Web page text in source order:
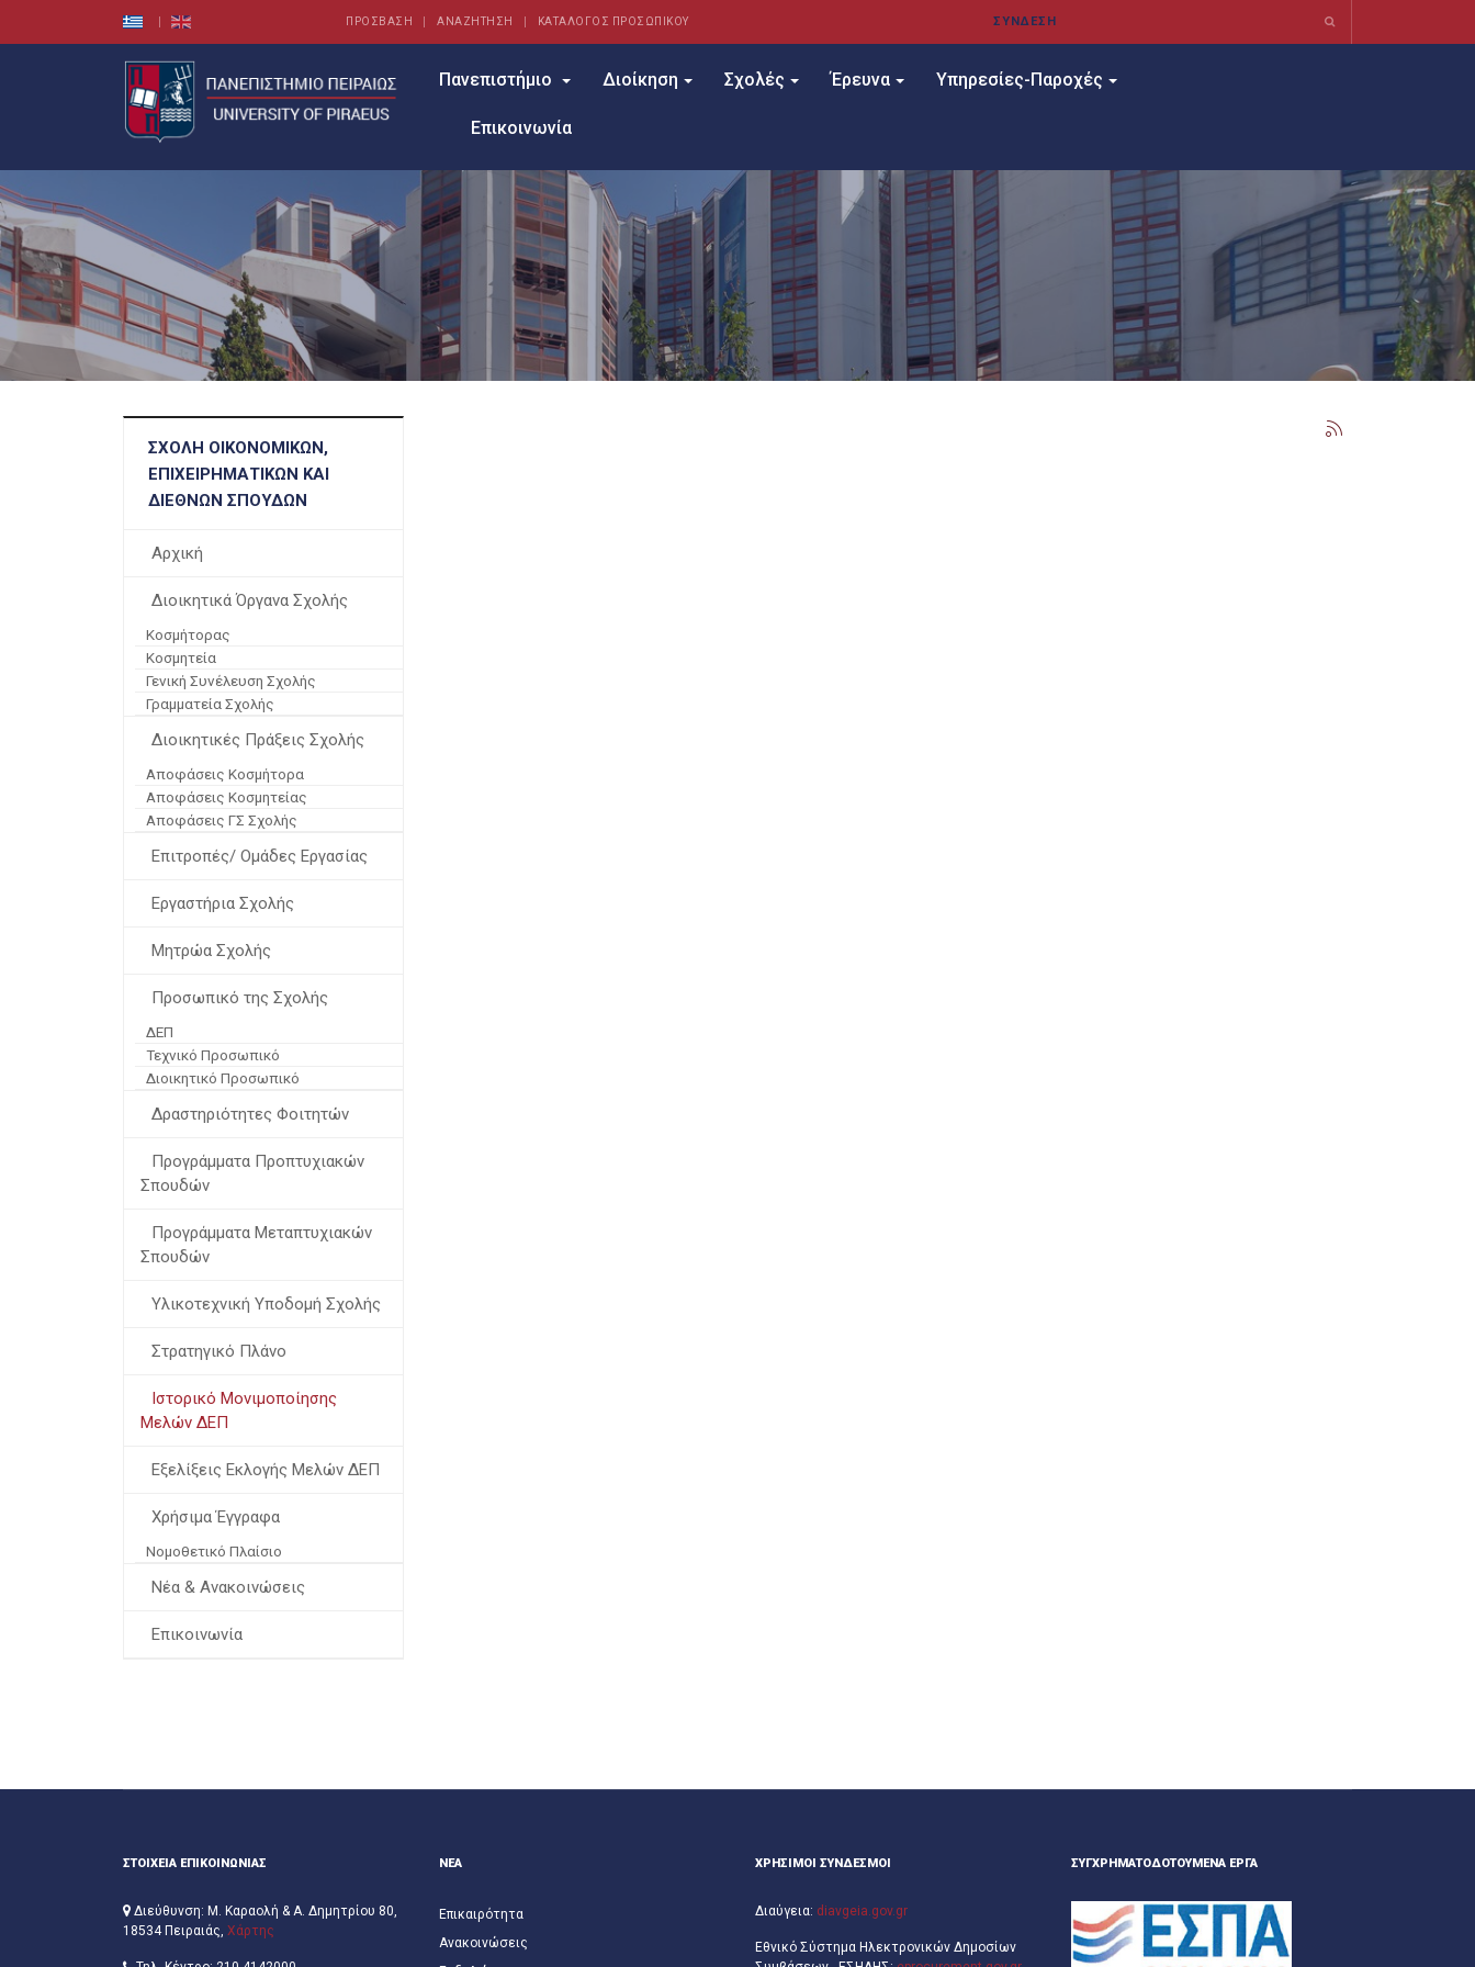
ΠΡΟΣΒΑΣΗ ΑΝΑΖΗΤΗΣΗ ΚΑΤΑΛΟΓΟΣ ΠΡΟΣΩΠΙΚΟΥ
Πανεπιστήμιο Διοίκηση Σχολές Έρευνα Υπηρεσίες-Παροχές
Επικοινωνία
ΣΧΟΛΉ ΟΙΚΟΝΟΜΙΚΏΝ,
ΕΠΙΧΕΙΡΗΜΑΤΙΚΏΝ ΚΑΙ
ΔΙΕΘΝΏΝ ΣΠΟΥΔΏΝ
Αρχική
Διοικητικά Όργανα Σχολής
Κοσμήτορας
Κοσμητεία
Γενική Συνέλευση Σχολής
Γραμματεία Σχολής
Διοικητικές Πράξεις Σχολής
Αποφάσεις Κοσμήτορα
Αποφάσεις Κοσμητείας
Αποφάσεις ΓΣ Σχολής
Επιτροπές/ Ομάδες Εργασίας
Εργαστήρια Σχολής
Μητρώα Σχολής
Προσωπικό της Σχολής
ΔΕΠ
Τεχνικό Προσωπικό
Διοικητικό Προσωπικό
Δραστηριότητες Φοιτητών
Προγράμματα Προπτυχιακών
Σπουδών
Προγράμματα Μεταπτυχιακών
Σπουδών
Υλικοτεχνική Υποδομή Σχολής
Στρατηγικό Πλάνο
Ιστορικό Μονιμοποίησης
Μελών ΔΕΠ
Εξελίξεις Εκλογής Μελών ΔΕΠ
Χρήσιμα Έγγραφα
Νομοθετικό Πλαίσιο
Νέα & Ανακοινώσεις
Επικοινωνία
ΣΤΟΙΧΕΙΑ ΕΠΙΚΟΙΝΩΝΙΑΣ
Διεύθυνση: Μ. Καραολή & Α. Δημητρίου 80,
18534 Πειραιάς, Χάρτης
ΝΕΑ
Επικαιρότητα
Ανακοινώσεις
ΧΡΗΣΙΜΟΙ ΣΥΝΔΕΣΜΟΙ
Διαύγεια: diavgeia.gov.gr
Εθνικό Σύστημα Ηλεκτρονικών Δημοσίων
ΣΥΓΧΡΗΜΑΤΟΔΟΤΟΎΜΕΝΑ ΈΡΓΑ